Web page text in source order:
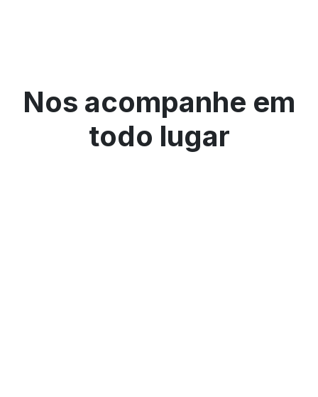
Nos acompanhe em
todo lugar